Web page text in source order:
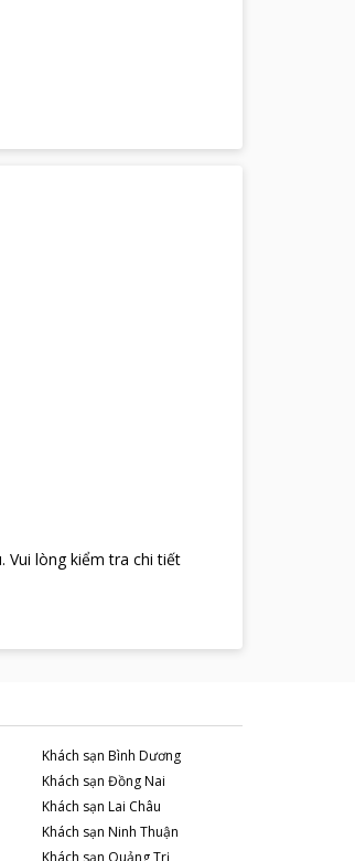
. Vui lòng kiểm tra chi tiết
Khách sạn Bình Dương
Khách sạn Đồng Nai
Khách sạn Lai Châu
Khách sạn Ninh Thuận
Khách sạn Quảng Trị